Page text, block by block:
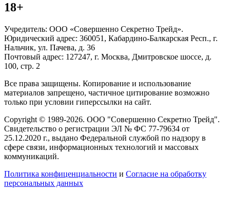
18+
Учредитель: ООО «Совершенно Секретно Трейд».
Юридический адрес: 360051, Кабардино-Балкарская Респ., г.
Нальчик, ул. Пачева, д. 36
Почтовый адрес: 127247, г. Москва, Дмитровское шоссе, д.
100, стр. 2
Все права защищены. Копирование и использование
материалов запрещено, частичное цитирование возможно
только при условии гиперссылки на сайт.
Copyright © 1989-2026. ООО "Совершенно Секретно Трейд".
Свидетельство о регистрации ЭЛ № ФС 77-79634 от
25.12.2020 г., выдано Федеральной службой по надзору в
сфере связи, информационных технологий и массовых
коммуникаций.
Политика конфиценциальности и Согласие на обработку
персональных данных